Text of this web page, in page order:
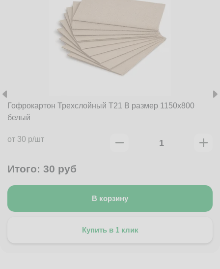
Гофрокартон Трехслойный Т21 B размер 1150x800
белый
от 30 р/шт
Итого: 30 руб
В корзину
Купить в 1 клик